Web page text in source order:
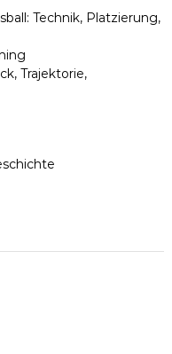
Technik, Platzierung,
Trajektorie,